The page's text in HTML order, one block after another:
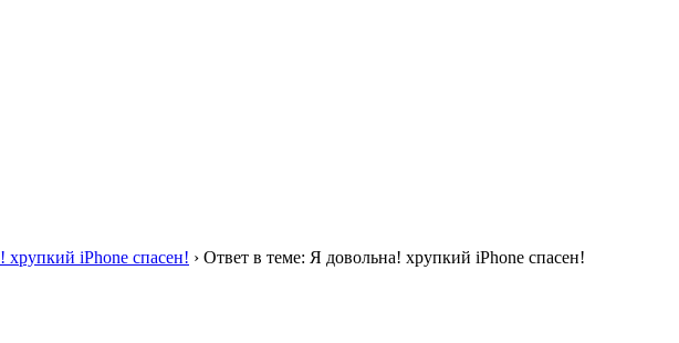
хрупкий iPhone спасен! › Ответ в теме: Я довольна! хрупкий iPhone спасен!